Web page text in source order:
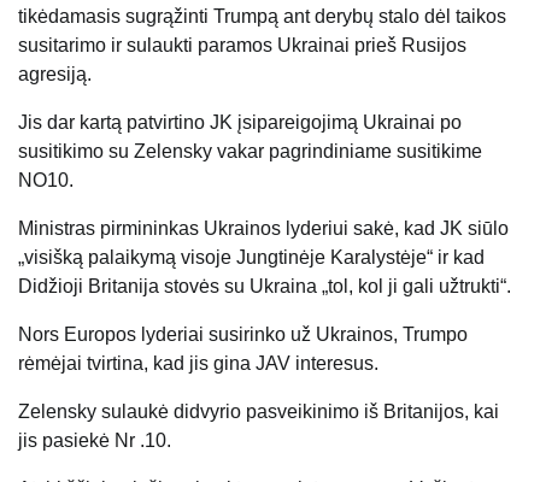
tikėdamasis sugrąžinti Trumpą ant derybų stalo dėl taikos
susitarimo ir sulaukti paramos Ukrainai prieš Rusijos
agresiją.
Jis dar kartą patvirtino JK įsipareigojimą Ukrainai po
susitikimo su Zelensky vakar pagrindiniame susitikime
NO10.
Ministras pirmininkas Ukrainos lyderiui sakė, kad JK siūlo
„visišką palaikymą visoje Jungtinėje Karalystėje“ ir kad
Didžioji Britanija stovės su Ukraina „tol, kol ji gali užtrukti“.
Nors Europos lyderiai susirinko už Ukrainos, Trumpo
rėmėjai tvirtina, kad jis gina JAV interesus.
Zelensky sulaukė didvyrio pasveikinimo iš Britanijos, kai
jis pasiekė Nr .10.